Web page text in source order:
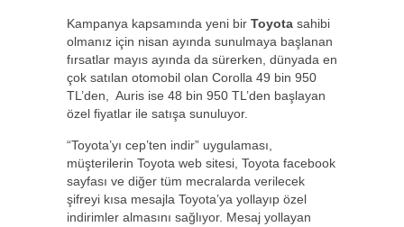
Kampanya kapsamında yeni bir Toyota sahibi
olmanız için nisan ayında sunulmaya başlanan
fırsatlar mayıs ayında da sürerken, dünyada en
çok satılan otomobil olan Corolla 49 bin 950
TL’den, Auris ise 48 bin 950 TL’den başlayan
özel fiyatlar ile satışa sunuluyor.
“Toyota’yı cep’ten indir” uygulaması,
müşterilerin Toyota web sitesi, Toyota facebook
sayfası ve diğer tüm mecralarda verilecek
şifreyi kısa mesajla Toyota’ya yollayıp özel
indirimler almasını sağlıyor. Mesaj yollayan